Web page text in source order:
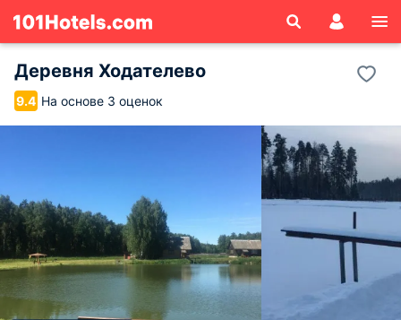
Деревня Ходателево
9.4 На основе 3 оценок